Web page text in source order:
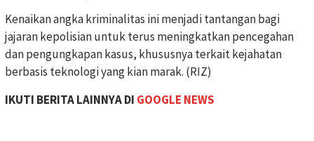
Kenaikan angka kriminalitas ini menjadi tantangan bagi
jajaran kepolisian untuk terus meningkatkan pencegahan
dan pengungkapan kasus, khususnya terkait kejahatan
berbasis teknologi yang kian marak. (RIZ)
IKUTI BERITA LAINNYA DI GOOGLE NEWS